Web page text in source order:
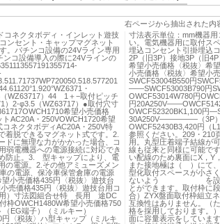
コネクタボディ・インレット遊技
ンセント・キャップマグネット
。パチンコ設備の24Vライン専用
コ設備導入の際に24Vラインの
・
WZ63717）44 1＋−取付ピッチ
2-φ3.5（WZ63717）●取付穴寸
希望小売価格
AC20A・250VOWCH1720希望
コネクタボディAC20A・250V特
脱できるマグネット式です。2.
ドに無理な力がかかった場合、コ
弱電機器への電源接続に対応でき
防止。3. 型キャップにより、電
の電源。2.その他アミューズメン
の電源、保冷車保管倉庫の電源
小売価格435円〈税抜〉遊技台
売価格435円〈税抜〉遊技台用コ
用）寸法図組合せ特 長用 途DC
枠OWCH1480W希望小売価格750
EG端子）（ミルキー）
〈税抜〉ハ型キャップ（ミルキ
右ページから抽出された内
寸法表示単位：mm機器
い。電気機器用に取付ス
埋込コンセント引掛埋込
2P（旧3P）接地3P（旧
希望小売価格〈税抜〉希
小売価格〈税抜〉希望小
SWCF53004B550円
――SWCF53003B790円
OWCF53014W780円
円
OWCF52320BK1,100円
30A250V―――――（3P）
OWCF52430B3,420円（
参照ください。209・210
用。丸型圧着端子結線が
線も従来と同様に可能で
い配線のため裏面にX，Y
また接地極は（ ）にて
型化取付スペースが小さ
ないよう を設けたた
とができます。取付枠に
合）ZYX盤面取付枠組立
互換性はありません。（
格を採用しております。
面に容量表示をしていま